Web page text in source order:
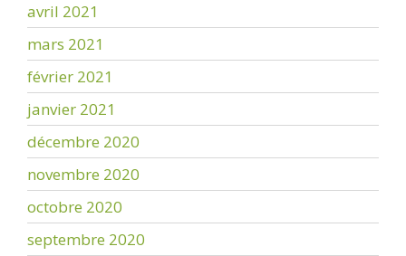
avril 2021
mars 2021
février 2021
janvier 2021
décembre 2020
novembre 2020
octobre 2020
septembre 2020